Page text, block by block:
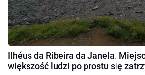
Ilhéus da Ribeira da Janela.
większość ludzi po prostu się